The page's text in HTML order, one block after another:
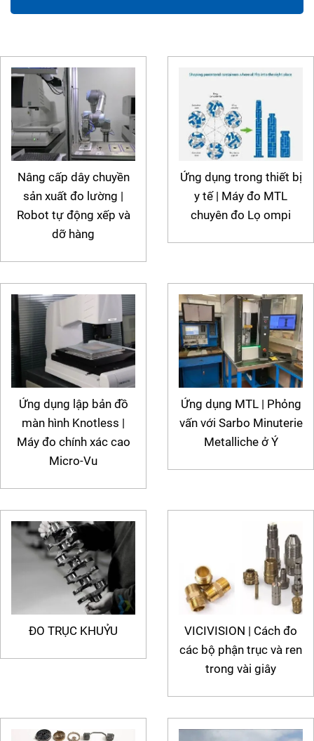
Nâng cấp dây chuyền
sản xuất đo lường |
Robot tự động xếp và
dỡ hàng
Ứng dụng trong thiết bị
y tế | Máy đo MTL
chuyên đo Lọ ompi
Ứng dụng lập bản đồ
màn hình Knotless |
Máy đo chính xác cao
Micro-Vu
Ứng dụng MTL | Phỏng
vấn với Sarbo Minuterie
Metalliche ở Ý
ĐO TRỤC KHUỶU
VICIVISION | Cách đo
các bộ phận trục và ren
trong vài giây